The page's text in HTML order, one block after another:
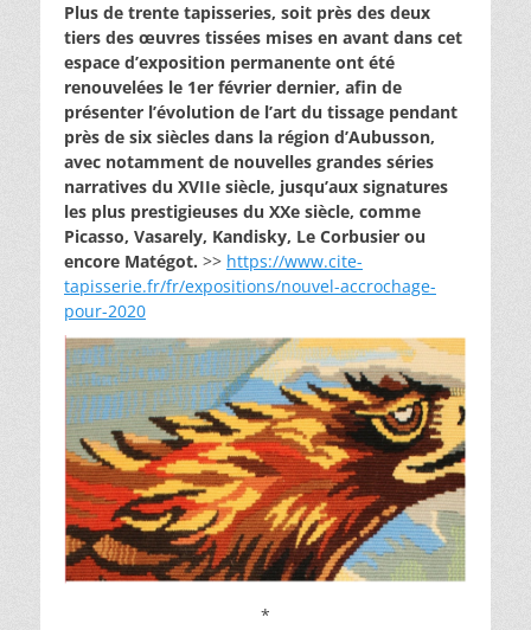
Plus de trente tapisseries, soit près des deux
tiers des œuvres tissées mises en avant dans cet
espace d’exposition permanente ont été
renouvelées le 1er février dernier, afin de
présenter l’évolution de l’art du tissage pendant
près de six siècles dans la région d’Aubusson,
avec notamment de nouvelles grandes séries
narratives du XVIIe siècle, jusqu’aux signatures
les plus prestigieuses du XXe siècle, comme
Picasso, Vasarely, Kandisky, Le Corbusier ou
encore Matégot. >> https://www.cite-
tapisserie.fr/fr/expositions/nouvel-accrochage-
pour-2020
*